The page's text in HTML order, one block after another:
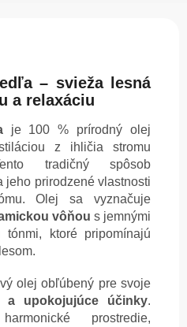
– svieža lesná
a relaxáciu
je 100 % prírodný olej
z ihličia stromu
tradičný spôsob
jeho prirodzené vlastnosti
Olej sa vyznačuje
vôňou s jemnými
ktoré pripomínajú
olej obľúbený pre svoje
a upokojujúce účinky.
prostredie,